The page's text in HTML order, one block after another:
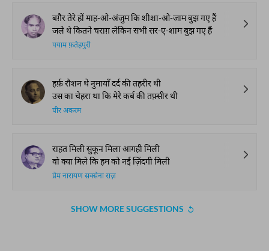
बग़ैर तेरे हों माह-ओ-अंजुम कि शीशा-ओ-जाम बुझ गए हैं
जले थे कितने चराग़ लेकिन सभी सर-ए-शाम बुझ गए हैं
पयाम फ़तेहपुरी
हर्फ़ रौशन थे नुमायाँ दर्द की तहरीर थी
उस का चेहरा था कि मेरे कर्ब की तफ़्सीर थी
पीर अकरम
राहत मिली सुकून मिला आगही मिली
वो क्या मिले कि हम को नई ज़िंदगी मिली
प्रेम नारायण सक्सेना राज़
SHOW MORE SUGGESTIONS